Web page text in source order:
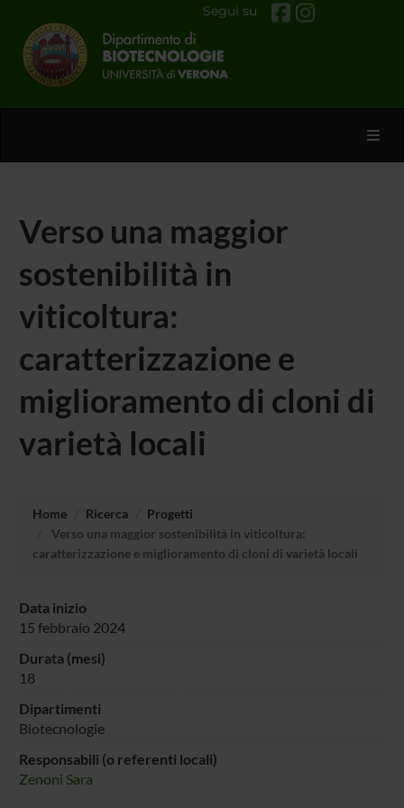
Segui su
Verso una maggior
sostenibilità in
viticoltura:
caratterizzazione e
miglioramento di cloni di
varietà locali
Home Ricerca
Progetti
Verso una maggior sostenibilità in viticoltura:
caratterizzazione e miglioramento di cloni di varietà locali
Data inizio
15 febbraio 2024
Durata (mesi)
18
Dipartimenti
Biotecnologie
Responsabili (o referenti locali)
Zenoni Sara